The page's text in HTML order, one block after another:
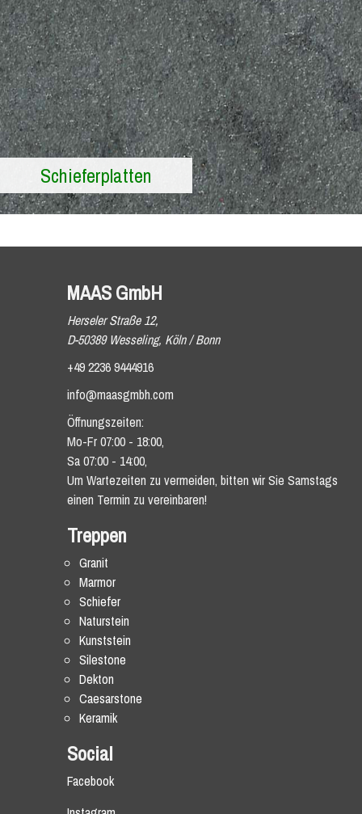
Schieferplatten
MAAS GmbH
Herseler Straße 12,
D-50389 Wesseling, Köln / Bonn
+49 2236 9444916
info@maasgmbh.com
Öffnungszeiten:
Mo-Fr 07:00 - 18:00,
Sa 07:00 - 14:00,
Um Wartezeiten zu vermeiden, bitten wir Sie Samstags
einen Termin zu vereinbaren!
Treppen
Granit
Marmor
Schiefer
Naturstein
Kunststein
Silestone
Dekton
Caesarstone
Keramik
Social
Facebook